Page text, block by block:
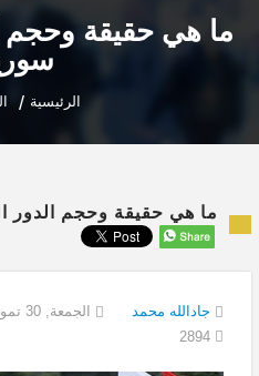
ما هي حقيقة وحجم
الرئيسية
ما هي حقيقة وحجم الدور
جادالله محمد الجمعة, 30 تموز 2021